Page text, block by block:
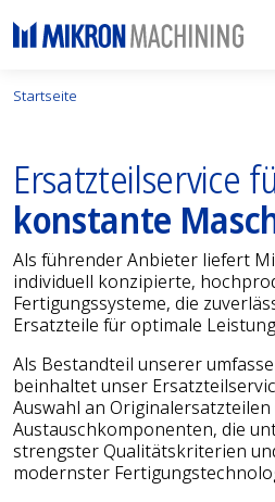
Startseite
Ersatzteil­service
konstante
Als führender Anbieter liefert
individuell konzipierte,
Fertigungssysteme, die
Ersatzteile für optimale
Als Bestandteil unserer
beinhaltet unser
Auswahl an
Austauschkomponenten, die
strengster Qualitätskriterien
modernster